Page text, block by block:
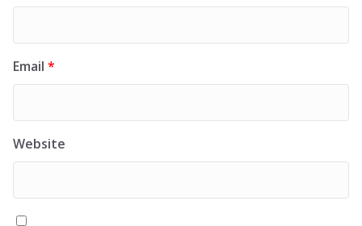
Email *
Website